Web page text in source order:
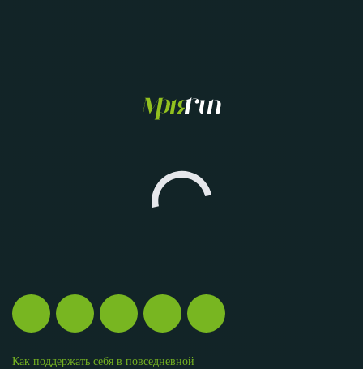
Как поддержать себя в повседневной